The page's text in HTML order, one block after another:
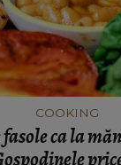
COOKING
fasole ca la